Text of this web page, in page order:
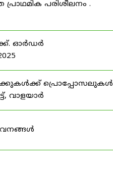
പരിശീലനം .
ഓർഡർ
പ്രൊപ്പോസലുകൾ
വാളയാർ